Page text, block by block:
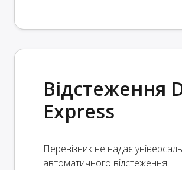
Відстеження
Express
Перевізник не надає
автоматичного відстеження.